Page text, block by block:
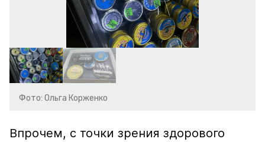
Фото: Ольга Корженко
Впрочем, с точки зрения здорового